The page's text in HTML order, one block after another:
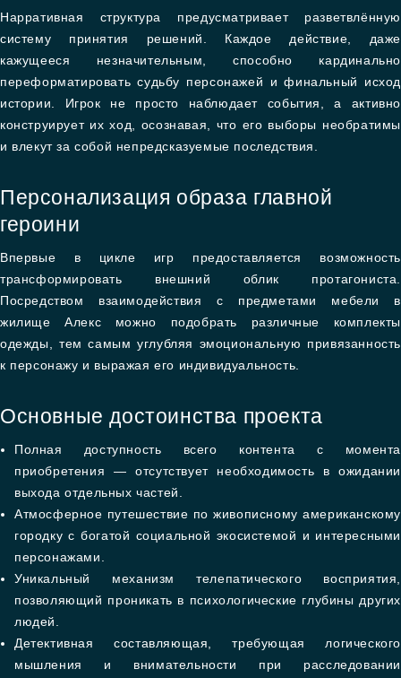
Нарративная структура предусматривает разветвлённую
систему принятия решений. Каждое действие, даже
кажущееся незначительным, способно кардинально
переформатировать судьбу персонажей и финальный исход
истории. Игрок не просто наблюдает события, а активно
конструирует их ход, осознавая, что его выборы необратимы
и влекут за собой непредсказуемые последствия.
Персонализация образа главной
героини
Впервые в цикле игр предоставляется возможность
трансформировать внешний облик протагониста.
Посредством взаимодействия с предметами мебели в
жилище Алекс можно подобрать различные комплекты
одежды, тем самым углубляя эмоциональную привязанность
к персонажу и выражая его индивидуальность.
Основные достоинства проекта
Полная доступность всего контента с момента
приобретения — отсутствует необходимость в ожидании
выхода отдельных частей.
Атмосферное путешествие по живописному американскому
городку с богатой социальной экосистемой и интересными
персонажами.
Уникальный механизм телепатического восприятия,
позволяющий проникать в психологические глубины других
людей.
Детективная составляющая, требующая логического
мышления и внимательности при расследовании